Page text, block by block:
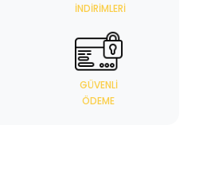
İNDIRIMLERI
GÜVENLI
ÖDEME